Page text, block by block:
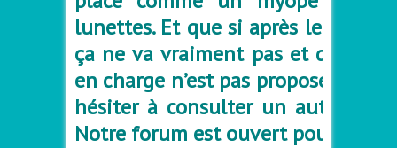
lunettes. Et que si après le
ça ne va vraiment pas et que
en charge n’est pas proposée alors
hésiter à consulter un autre
Notre forum est ouvert pour tout